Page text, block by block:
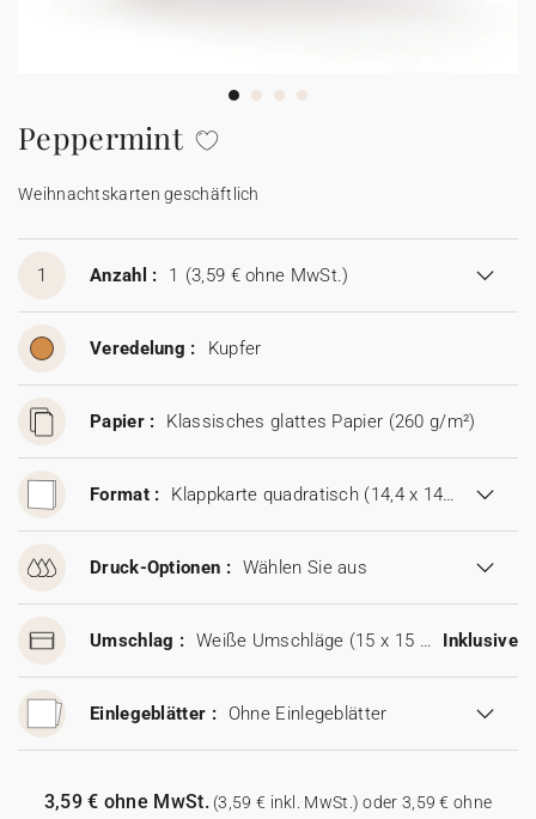
Aufkleber
Peppermint
Weihnachtskarten geschäftlich
1 Anzahl : 1 (3,59 € ohne MwSt.)
Veredelung : Kupfer
Papier : Klassisches glattes Papier (260 g/m²)
Format : Klappkarte quadratisch (14,4 x 14,4 cm)
Druck-Optionen : Wählen Sie aus
Umschlag : Weiße Umschläge (15 x 15 cm) Inklusive
Einlegeblätter : Ohne Einlegeblätter
3,59 € ohne MwSt.(3,59 € inkl. MwSt.) oder 3,59 € ohne